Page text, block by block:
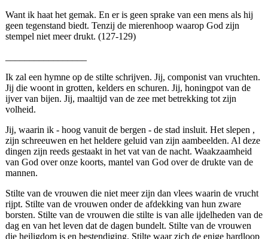
Want ik haat het gemak. En er is geen sprake van een mens als hij
geen tegenstand biedt. Tenzij de mierenhoop waarop God zijn
stempel niet meer drukt. (127-129)
Ik zal een hymne op de stilte schrijven. Jij, componist van vruchten.
Jij die woont in grotten, kelders en schuren. Jij, honingpot van de
ijver van bijen. Jij, maaltijd van de zee met betrekking tot zijn
volheid.
Jij, waarin ik - hoog vanuit de bergen - de stad insluit. Het slepen ,
zijn schreeuwen en het heldere geluid van zijn aambeelden. Al deze
dingen zijn reeds gestaakt in het vat van de nacht. Waakzaamheid
van God over onze koorts, mantel van God over de drukte van de
mannen.
Stilte van de vrouwen die niet meer zijn dan vlees waarin de vrucht
rijpt. Stilte van de vrouwen onder de afdekking van hun zware
borsten. Stilte van de vrouwen die stilte is van alle ijdelheden van de
dag en van het leven dat de dagen bundelt. Stilte van de vrouwen
die heiligdom is en bestendiging. Stilte waar zich de enige hardloop